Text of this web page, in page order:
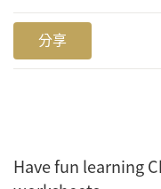
分享
Have fun learning